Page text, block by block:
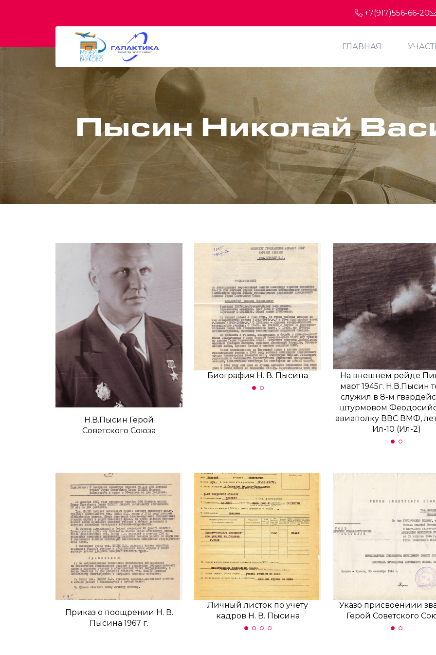
+7(917)556-66-20
ГЛАВНАЯ
Пысин Николай
Н.В.Пысин Герой
Советского Союза
Биография Н. В. Пысина Биография Н. В. Пысина
На внешнем рейде
март 1945г. Н.В.Пысин
служил в 8-м
штурмовом
авиаполку ВВС ВМФ,
Ил-10 (Ил-2)
Приказ о поощрении Н. В.
Пысина 1967 г.
Личный листок по учету
кадров Н. В. Пысина
Личный листок по учету
кадров Н. В. Пысина
Указо присвоениии
Герой Советского